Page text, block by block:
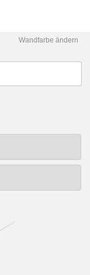
Wandfarbe ändern